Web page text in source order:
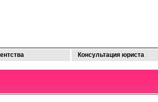
Консультация юриста